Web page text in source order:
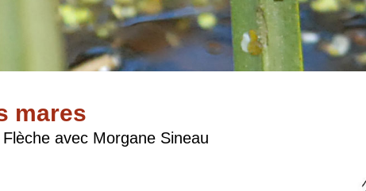
mares
avec Morgane Sineau